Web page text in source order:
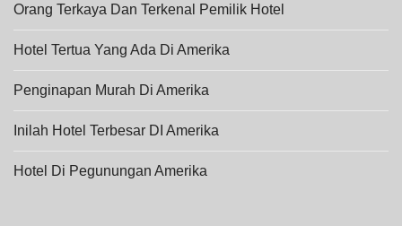
Orang Terkaya Dan Terkenal Pemilik Hotel
Hotel Tertua Yang Ada Di Amerika
Penginapan Murah Di Amerika
Inilah Hotel Terbesar DI Amerika
Hotel Di Pegunungan Amerika